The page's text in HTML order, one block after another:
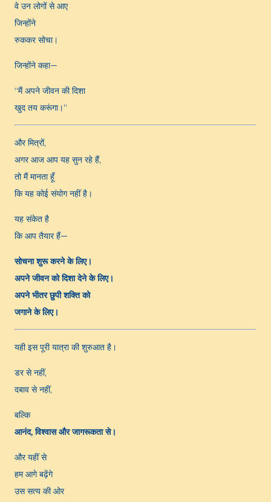
वे उन लोगों से आए
जिन्होंने
रुककर सोचा।
जिन्होंने कहा—
“मैं अपने जीवन की दिशा
खुद तय करूंगा।”
और मित्रों,
अगर आज आप यह सुन रहे हैं,
तो मैं मानता हूँ
कि यह कोई संयोग नहीं है।
यह संकेत है
कि आप तैयार हैं—
सोचना शुरू करने के लिए।
अपने जीवन को दिशा देने के लिए।
अपने भीतर छुपी शक्ति को
जगाने के लिए।
यही इस पूरी यात्रा की शुरुआत है।
डर से नहीं,
दबाव से नहीं,
बल्कि
आनंद, विश्वास और जागरूकता से।
और यहीं से
हम आगे बढ़ेंगे
उस सत्य की ओर